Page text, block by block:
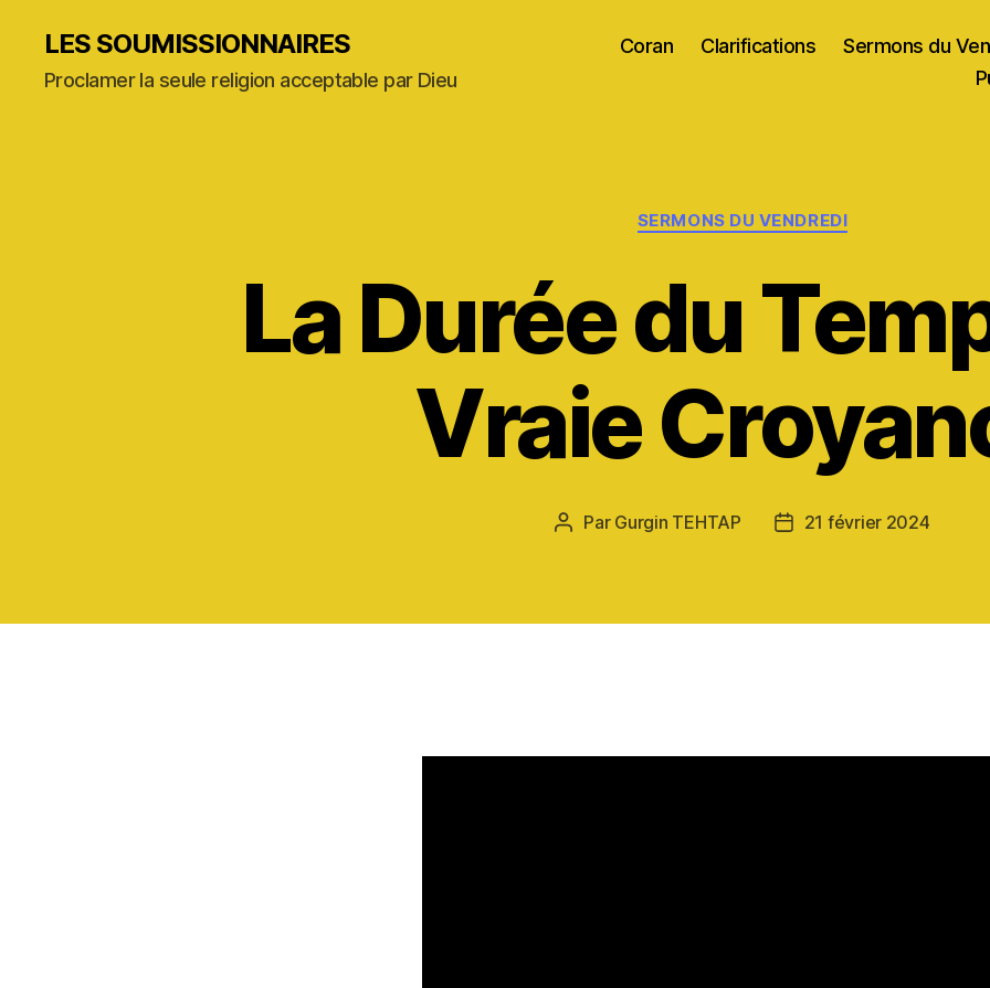
LES SOUMISSIONNAIRES
Proclamer la seule religion acceptable par Dieu
Coran Clarifications Sermons du
Catégories
SERMONS DU VENDREDI
La Durée du
Vraie
Auteur
Par Gurgin TEHTAP
Date21 février 2024